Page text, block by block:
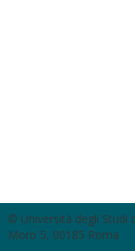
© Università degli Studi
Moro 5, 00185 Roma